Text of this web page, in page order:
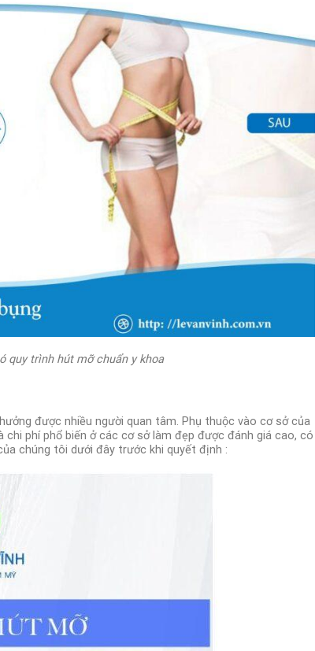
quy trình hút mỡ chuẩn y khoa
được nhiều người quan tâm. Phụ thuộc vào cơ sở của
phí phổ biến ở các cơ sở làm đẹp được đánh giá cao, có
chúng tôi dưới đây trước khi quyết định :